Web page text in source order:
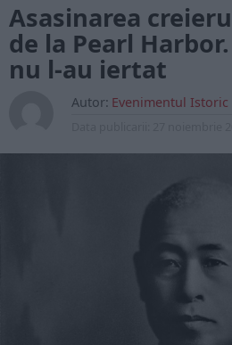
Asasinarea
de la Pearl
nu l-au iertat
Autor: Evenimentul Istoric